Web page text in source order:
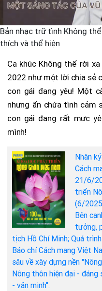
Bản nhạc trữ tình Không
thích và thể hiện
Ca khúc Không thể rời
2022 như một lời chia sẻ
con gái đang yêu! Một
nhưng ẩn chứa tình cảm
con gái đang rất mực
mình!
Nhân
Cách
21/6/
triển
(6/
Bên
tưởng,
tịch Hồ Chí Minh; Quá
Báo chí Cách mạng Việt
sâu về xây dựng nền
Nông thôn hiện đại - đáng
- văn minh".